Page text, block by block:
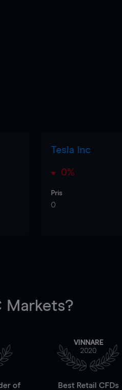
Tesla Inc
0%
Pris
0
Markets?
of
VINNARE
2020
Best Retail CFDs